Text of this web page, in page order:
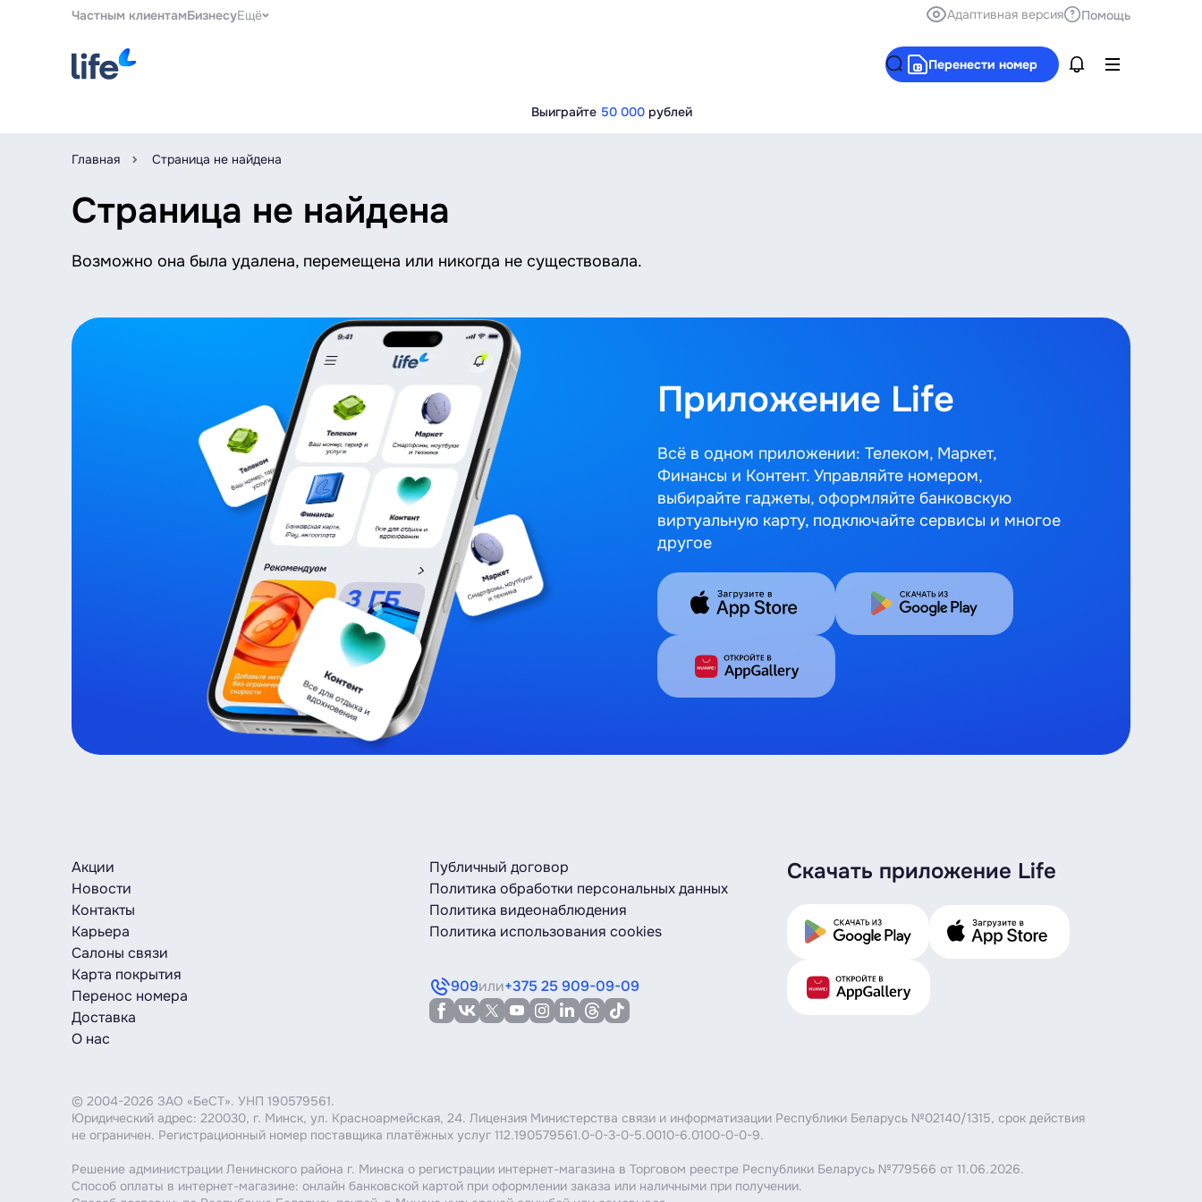
Частным клиентамБизнесуЕщё Адаптивная версия Помощь
Перенести номер
Выиграйте 50 000 рублей
Главная Страница не найдена
Страница не найдена
Возможно она была удалена, перемещена или никогда не существовала.
Приложение Life
Всё в одном приложении: Телеком, Маркет,
Финансы и Контент. Управляйте номером,
выбирайте гаджеты, оформляйте банковскую
виртуальную карту, подключайте сервисы и многое
другое
Акции
Новости
Контакты
Карьера
Салоны связи
Карта покрытия
Перенос номера
Доставка
О нас
Публичный договор
Политика обработки персональных данных
Политика видеонаблюдения
Политика использования cookies
909или+375 25 909-09-09
Скачать приложение Life
© 2004-2026 ЗАО «БеСТ». УНП 190579561.
Юридический адрес: 220030, г. Минск, ул. Красноармейская, 24. Лицензия Министерства связи и информатизации Республики Беларусь №02140/1315, срок действия
не ограничен. Регистрационный номер поставщика платёжных услуг 112.190579561.0-0-3-0-5.0010-6.0100-0-0-9.
Решение администрации Ленинского района г. Минска о регистрации интернет-магазина в Торговом реестре Республики Беларусь №779566 от 11.06.2026.
Способ оплаты в интернет-магазине: онлайн банковской картой при оформлении заказа или наличными при получении.